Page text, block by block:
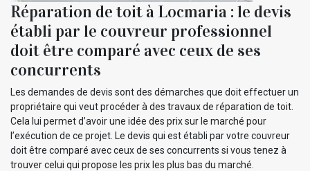
Réparation de toit à Locmaria : le devis
établi par le couvreur professionnel
doit être comparé avec ceux de ses
concurrents
Les demandes de devis sont des démarches que doit effectuer un
propriétaire qui veut procéder à des travaux de réparation de toit.
Cela lui permet d’avoir une idée des prix sur le marché pour
l’exécution de ce projet. Le devis qui est établi par votre couvreur
doit être comparé avec ceux de ses concurrents si vous tenez à
trouver celui qui propose les prix les plus bas du marché.